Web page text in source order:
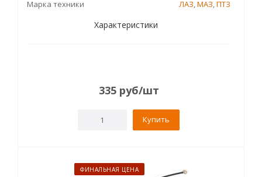
Марка техники
ЛАЗ,МАЗ,ПТЗ
Характеристики
335 руб/шт
Купить
ФИНАЛЬНАЯ ЦЕНА